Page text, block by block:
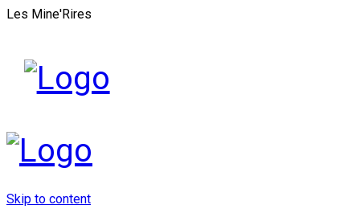
Les Mine'Rires
Skip to content